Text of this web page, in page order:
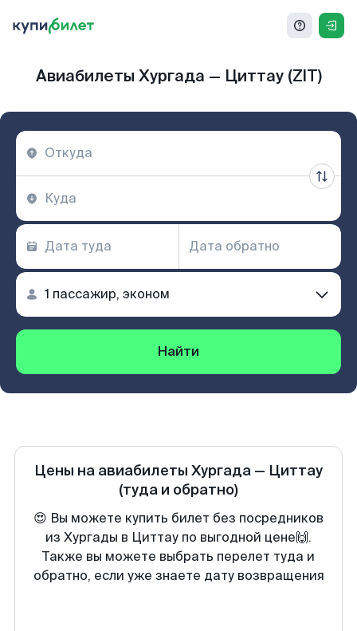
Авиабилеты Хургада — Циттау (ZIT)
Найти
Цены на авиабилеты Хургада — Циттау
(туда и обратно)
😍 Вы можете купить билет без посредников
из Хургады в Циттау по выгодной цене🙌.
Также вы можете выбрать перелет туда и
обратно, если уже знаете дату возвращения